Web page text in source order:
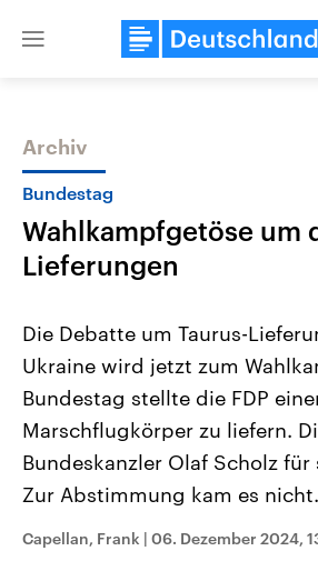
Close
Themen
Landtagswahl Sachsen-Anhalt
2026
Alle Informationen
Sachsen-Anhalt wählt am 6.
September 2026 einen neuen
Landtag. Seit 2021 wird das
Bundesland von einer Koalition aus
CDU, SPD und FDP regiert.-
Umfragen, Prognosen,
Wahlprogramme, aktuelle Berichte
Archiv
Bundestag
Wahlkampfgetöse um
Lieferungen
Die Debatte um Taurus-
Ukraine wird jetzt zum
Bundestag stellte die FDP
Marschflugkörper zu liefern.
Bundeskanzler Olaf Scholz für
Zur Abstimmung kam es nicht.
Capellan, Frank | 06. Dezember 2024,